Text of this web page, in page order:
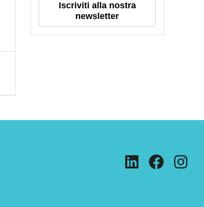
Iscriviti alla nostra
newsletter